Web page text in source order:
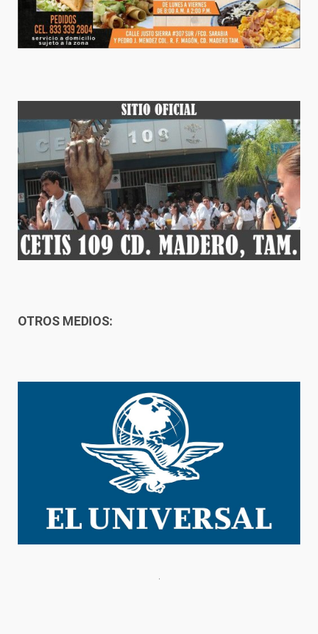
OTROS MEDIOS: